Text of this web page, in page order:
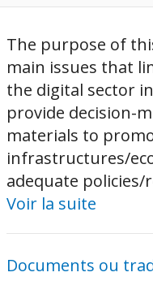
The purpose of
main issues that
the digital sector
provide decision-
materials to
infrastructures/
adequate policies/
Voir la suite
Documents ou